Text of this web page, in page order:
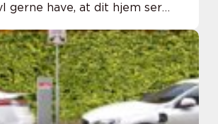
gerne have, at dit hjem ser
og velholdte gulve.
er...